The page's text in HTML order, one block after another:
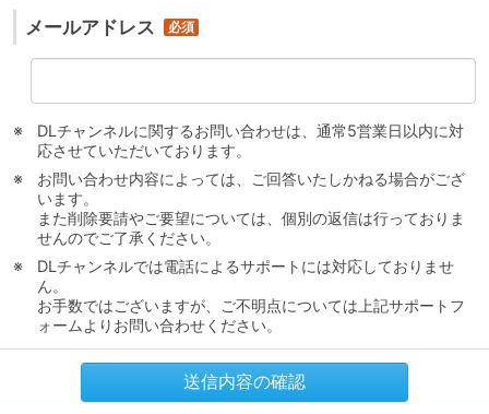
メールアドレス
DLチャンネルに関するお問い合わせは、通常5営業日以内に対
応させていただいております。
お問い合わせ内容によっては、ご回答いたしかねる場合がござ
います。
また削除要請やご要望については、個別の返信は行っておりま
せんのでご了承ください。
DLチャンネルでは電話によるサポートには対応しておりませ
ん。
お手数ではございますが、ご不明点については上記サポートフ
ォームよりお問い合わせください。
送信内容の確認